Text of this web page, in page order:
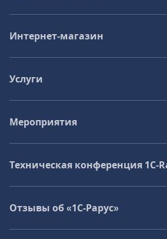
Интернет-магазин
Услуги
Мероприятия
Техническая конференция
Отзывы об «1С-Рарус»